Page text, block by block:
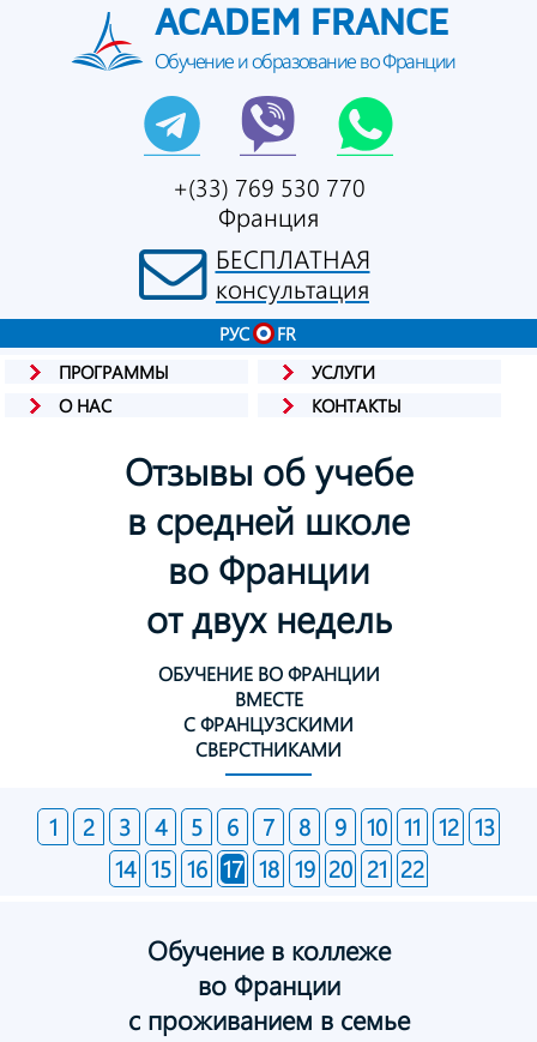
ACADEM FRANCE
Обучение и образование во Франции
+(33) 769 530 770
Франция
БЕСПЛАТНАЯ
консультация
РУС
FR
ПРОГРАММЫ
УСЛУГИ
О НАС
КОНТАКТЫ
Отзывы об учебе
в средней школе
во Франции
от двух недель
ОБУЧЕНИЕ ВО ФРАНЦИИ
ВМЕСТЕ
С ФРАНЦУЗСКИМИ
СВЕРСТНИКАМИ
1 2 3 4 5 6 7 8 9 10 11 12 13
14 15 16 17 18 19 20 21 22
Обучение в коллеже
во Франции
с проживанием в семье